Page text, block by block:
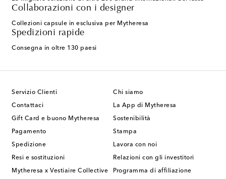
Collaborazioni con i designer
Collezioni capsule in esclusiva per Mytheresa
Spedizioni rapide
Consegna in oltre 130 paesi
Servizio Clienti
Contattaci
Gift Card e buono Mytheresa
Pagamento
Spedizione
Resi e sostituzioni
Mytheresa x Vestiaire Collective
Chi siamo
La App di Mytheresa
Sostenibilità
Stampa
Lavora con noi
Relazioni con gli investitori
Programma di affiliazione